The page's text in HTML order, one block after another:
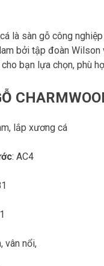
là sàn gỗ công
bởi tập đoàn Wilson
bạn lựa chọn, phù
lắp xương cá
: AC4
vân nổi,